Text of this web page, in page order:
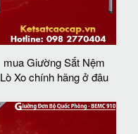
mua Giường Sắt Nệm
Lò Xo chính hãng ở đâu